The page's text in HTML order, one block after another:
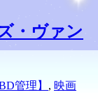
・ヴァン
管理】 , 映画